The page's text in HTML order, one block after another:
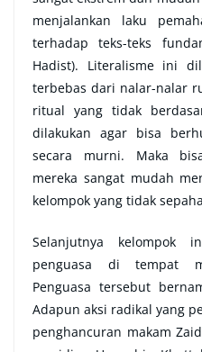
menjalankan laku
terhadap teks-teks
Hadist). Literalisme ini
terbebas dari nalar-nalar
ritual yang tidak
dilakukan agar bisa
secara murni. Maka
mereka sangat mudah
kelompok yang tidak
Selanjutnya kelompok
penguasa di tempat
Penguasa tersebut
Adapun aksi radikal yang
penghancuran makam